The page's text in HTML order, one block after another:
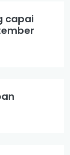
capai